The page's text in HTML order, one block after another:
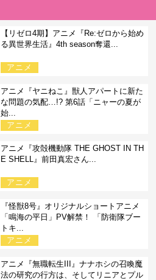
【リゼロ4期】アニメ『Re:ゼロから始め
る異世界生活』4th season奪還...
アニメ
アニメ『ヤニねこ』獣人アパートに新た
な問題の気配…!? 第6話「ニャーの夏が
始...
アニメ
アニメ『攻殻機動隊 THE GHOST IN TH
E SHELL』前田真宏さん...
アニメ
『怪獣8号』オリジナルショートアニメ
「鳴海の平日」PV解禁！ 「防衛隊ブー
トキ...
アニメ
アニメ『無職転生III』ナナホシの召喚魔
法の研究の行方は、そしてリニアとプル